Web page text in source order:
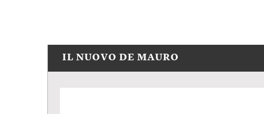
IL NUOVO DE MAURO